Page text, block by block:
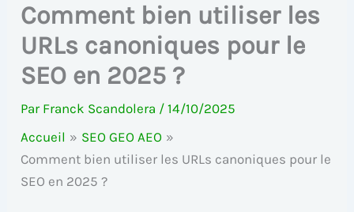
Comment bien utiliser les
URLs canoniques pour le
SEO en 2025 ?
Par Franck Scandolera /14/10/2025
Accueil
SEO GEO AEO
Comment bien utiliser les URLs canoniques pour le
SEO en 2025 ?